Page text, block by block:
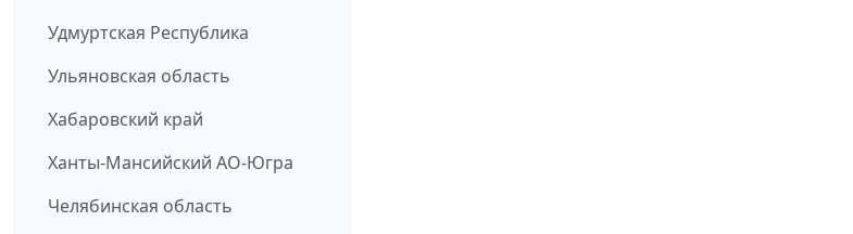
Удмуртская Республика
Ульяновская область
Хабаровский край
Ханты-Мансийский АО-Югра
Челябинская область